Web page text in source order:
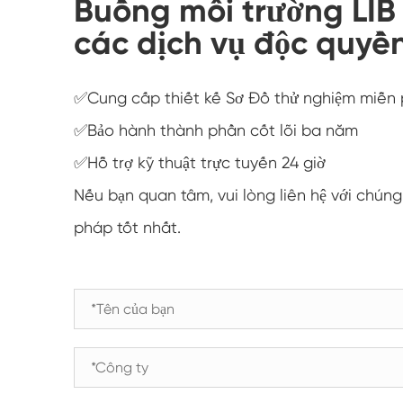
Buồng môi trường
các dịch vụ độc
✅Cung cấp thiết kế Sơ Đồ thử nghiệm miễn
✅Bảo hành thành phần cốt lõi ba năm
✅Hỗ trợ kỹ thuật trực tuyến 24 giờ
Nếu bạn quan tâm, vui lòng liên hệ với
pháp tốt nhất.